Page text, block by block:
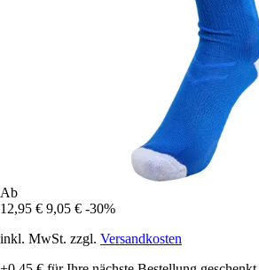
Ab
12,95 € 9,05 € -30%
inkl. MwSt. zzgl. Versandkosten